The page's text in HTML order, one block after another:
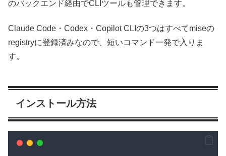
のバックエンド経由でCLIツールも管理できます。
Claude Code・Codex・Copilot CLIの3つはすべてmiseの
registryに登録済みなので、短いコマンド一発で入りま
す。
インストール方法